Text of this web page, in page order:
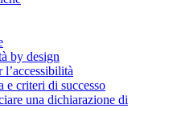
by design
e criteri di successo
una dichiarazione di